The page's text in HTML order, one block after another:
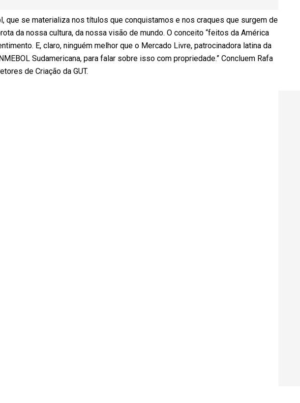
que se materializa nos títulos que conquistamos e nos craques que surgem de
da nossa cultura, da nossa visão de mundo. O conceito “feitos da América
E, claro, ninguém melhor que o Mercado Livre, patrocinadora latina da
Sudamericana, para falar sobre isso com propriedade.” Concluem Rafa
de Criação da GUT.